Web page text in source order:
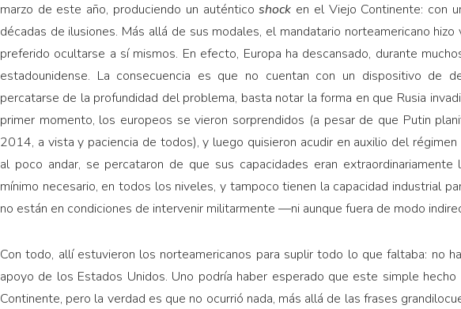
marzo de este año, produciendo un auténticoshock en el Viejo Continente: con
décadas de ilusiones. Más allá de sus modales, el mandatario norteamericano
preferido ocultarse a sí mismos. En efecto, Europa ha descansado, durante
estadounidense. La consecuencia es que no cuentan con un dispositivo de
percatarse de la profundidad del problema, basta notar la forma en que Rusia
primer momento, los europeos se vieron sorprendidos (a pesar de que Putin
2014, a vista y paciencia de todos), y luego quisieron acudir en auxilio del
al poco andar, se percataron de que sus capacidades eran extraordinariamente
mínimo necesario, en todos los niveles, y tampoco tienen la capacidad industrial
no están en condiciones de intervenir militarmente —ni aunque fuera de modo
Con todo, allí estuvieron los norteamericanos para suplir todo lo que faltaba: no
apoyo de los Estados Unidos. Uno podría haber esperado que este simple
Continente, pero la verdad es que no ocurrió nada, más allá de las frases